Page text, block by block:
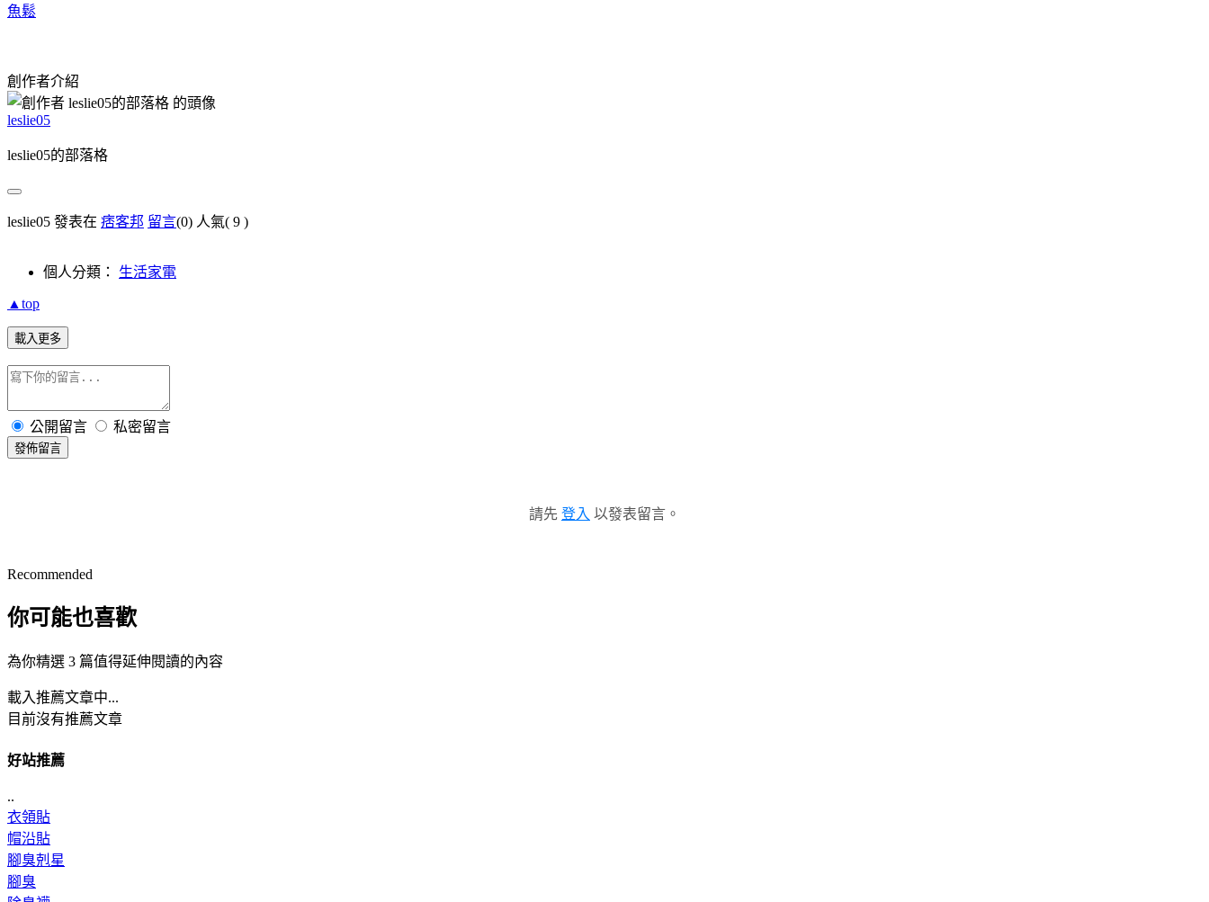
魚鬆
創作者介紹
leslie05
leslie05的部落格
leslie05 發表在 痞客邦 留言(0) 人氣( 9 )
個人分類： 生活家電
▲top
載入更多
公開留言 私密留言
發佈留言
請先 登入 以發表留言。
Recommended
你可能也喜歡
為你精選 3 篇值得延伸閱讀的內容
載入推薦文章中...
目前沒有推薦文章
好站推薦
..
衣領貼
帽沿貼
腳臭剋星
腳臭